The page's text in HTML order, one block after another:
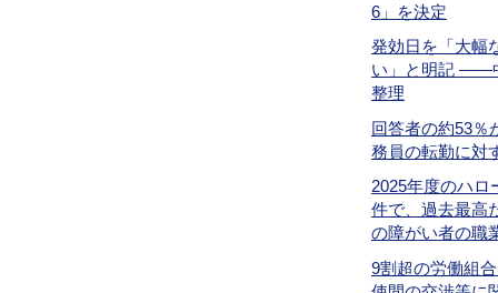
6」を決定
発効日を「大幅
い」と明記 ――
整理
回答者の約53
務員の転勤に対
2025年度のハロ
件で、過去最高
の障がい者の職
9割超の労働組